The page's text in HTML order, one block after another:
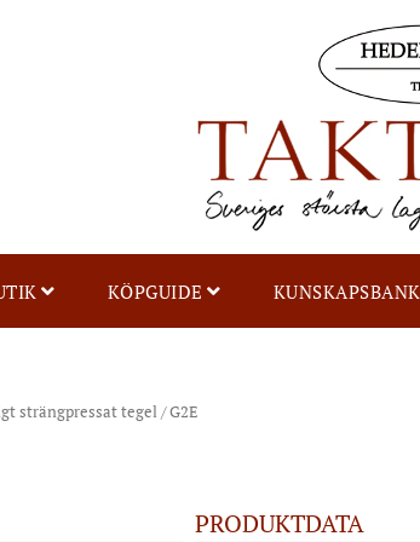
KÖPGUIDE KUNSKAPSBANK
strängpressat tegel/ G2E
PRODUKTDATA